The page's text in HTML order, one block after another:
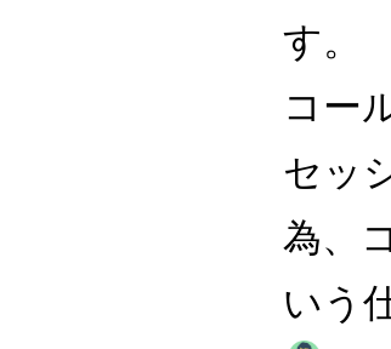
す。
コー
セッ
為、
いう